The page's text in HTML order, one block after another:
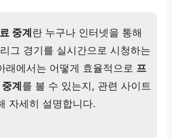
중계란 누구나 인터넷을 통해
그 경기를 실시간으로 시청하는
래에서는 어떻게 효율적으로 프
계를 볼 수 있는지, 관련 사이트
자세히 설명합니다.